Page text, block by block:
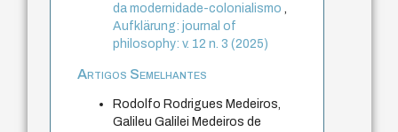
da modernidade-colonialismo
Aufklärung: journal of
philosophy: v. 12 n. 3 (2025)
Artigos Semelhantes
Rodolfo Rodrigues Medeiros,
Galileu Galilei Medeiros de